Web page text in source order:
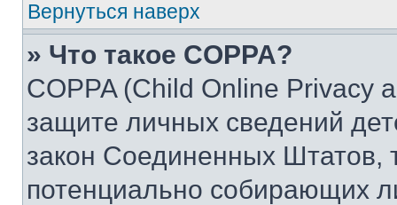
Вернуться наверх
» Что такое COPPA?
COPPA (Child Online Privacy
защите личных сведений
закон Соединенных Штатов,
потенциально собирающих